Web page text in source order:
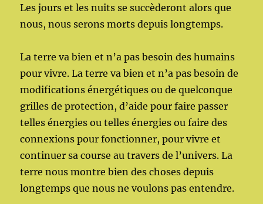
Les jours et les nuits se succèderont alors que
nous, nous serons morts depuis longtemps.
La terre va bien et n’a pas besoin des humains
pour vivre. La terre va bien et n’a pas besoin de
modifications énergétiques ou de quelconque
grilles de protection, d’aide pour faire passer
telles énergies ou telles énergies ou faire des
connexions pour fonctionner, pour vivre et
continuer sa course au travers de l’univers. La
terre nous montre bien des choses depuis
longtemps que nous ne voulons pas entendre.